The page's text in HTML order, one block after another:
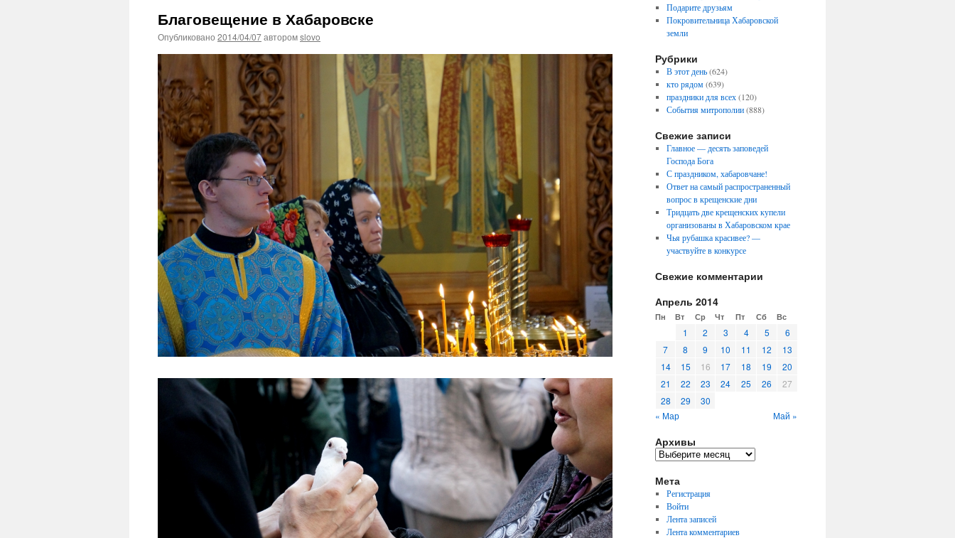
Благовещение в Хабаровске
Опубликовано 2014/04/07авторомslovo
Подарите друзьям
Покровительница Хабаровской
земли
Рубрики
В этот день(624)
кто рядом(639)
праздники для всех(120)
События митрополии(888)
Свежие записи
Главное — десять заповедей
Господа Бога
С праздником, хабаровчане!
Ответ на самый распространенный
вопрос в крещенские дни
Тридцать две крещенских купели
организованы в Хабаровском крае
Чья рубашка красивее? —
участвуйте в конкурсе
Свежие комментарии
Апрель 2014
Пн Вт Ср Чт Пт Сб Вс
1 2 3 4 5
6
7
8 9 10 11 12
13
14
15 16 17 18 19
20
21
22 23 24 25 26
27
28
29
30
« Мар
Май »
Архивы
Архивы
Мета
Регистрация
Войти
Лента записей
Лента комментариев